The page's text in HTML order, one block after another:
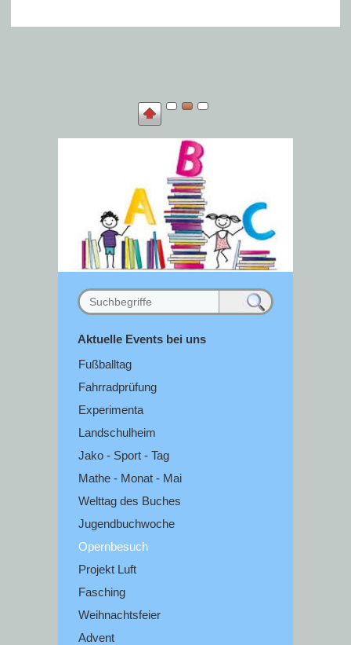
Aktuelle Events bei uns
Fußballtag
Fahrradprüfung
Experimenta
Landschulheim
Jako - Sport - Tag
Mathe - Monat - Mai
Welttag des Buches
Jugendbuchwoche
Opernbesuch
Projekt Luft
Fasching
Weihnachtsfeier
Advent